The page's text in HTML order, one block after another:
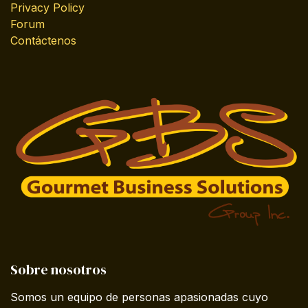
Privacy Policy
Forum
Contáctenos
Sobre nosotros
Somos un equipo de personas apasionadas cuyo